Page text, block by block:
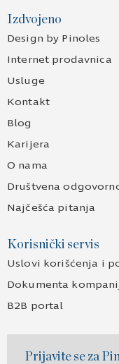
Izdvojeno
Design by Pinoles
Internet prodavnica
Usluge
Kontakt
Blog
Karijera
O nama
Društvena
Najčešća pitanja
Korisnički servis
Uslovi korišćenja i
Dokumenta
B2B portal
Prijavite se za